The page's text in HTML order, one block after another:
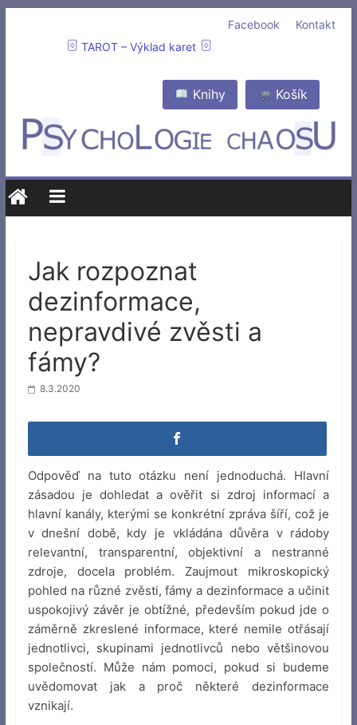
Kontakt
Facebook
TAROT – Výklad karet
Košík
Knihy
Jak rozpoznat
dezinformace,
nepravdivé zvěsti a
fámy?
8.3.2020
Odpověď na tuto otázku není jednoduchá. Hlavní
zásadou je dohledat a ověřit si zdroj informací a
hlavní kanály, kterými se konkrétní zpráva šíří, což je
v dnešní době, kdy je vkládána důvěra v rádoby
relevantní, transparentní, objektivní a nestranné
zdroje, docela problém. Zaujmout mikroskopický
pohled na různé zvěsti, fámy a dezinformace a učinit
uspokojivý závěr je obtížné, především pokud jde o
záměrně zkreslené informace, které nemile otřásají
jednotlivci, skupinami jednotlivců nebo většinovou
společností. Může nám pomoci, pokud si budeme
uvědomovat jak a proč některé dezinformace
vznikají.